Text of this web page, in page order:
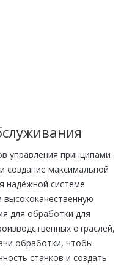
управления принципами
создание максимальной
надёжной системе
для обработки для
отраслей,
обработки, чтобы
станков и создать